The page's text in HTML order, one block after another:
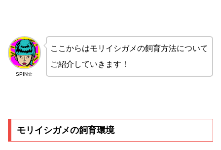
SPIN☆
ここからはモリイシガメの飼育方法について
ご紹介していきます！
モリイシガメの飼育環境